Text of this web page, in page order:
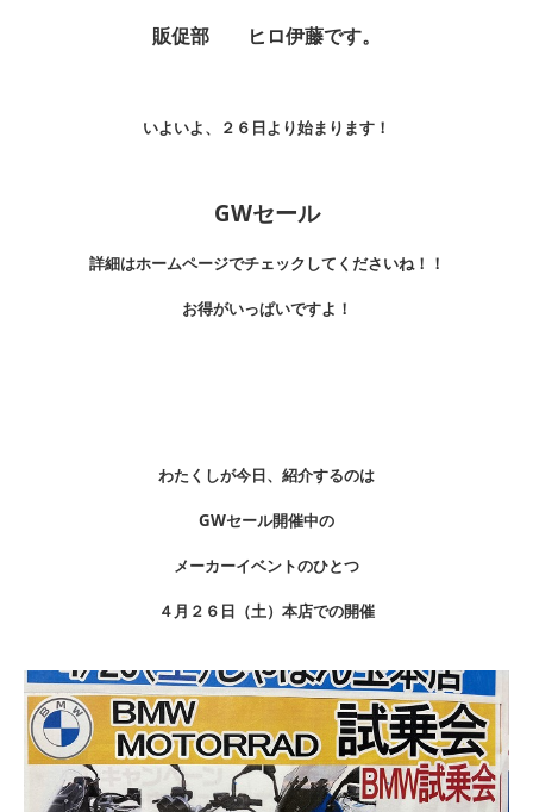
販促部 ヒロ伊藤です。
いよいよ、２６日より始まります！
GWセール
詳細はホームページでチェックしてくださいね！！
お得がいっぱいですよ！
わたくしが今日、紹介するのは
GWセール開催中の
メーカーイベントのひとつ
４月２６日（土）本店での開催